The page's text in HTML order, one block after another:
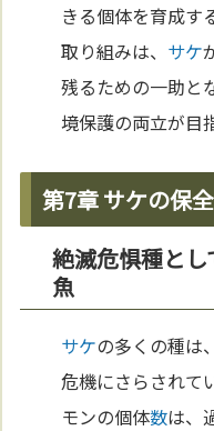
きる個体を育成す
取り組みは、 サケ
残るための一助と
境保護の両立が目
第7章 サケの保
絶滅危惧種と
魚
サケの多くの種は
危機にさらされて
モンの個体数は、